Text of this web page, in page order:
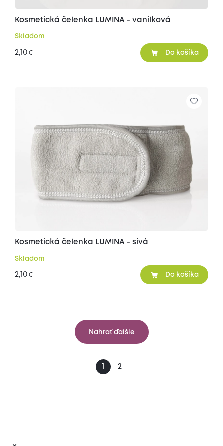
Kosmetická čelenka LUMINA - vanilková
Skladom
2,10€ Do košíka
Kosmetická čelenka LUMINA - sivá
Skladom
2,10€ Do košíka
Nahrať ďalšie
1 2